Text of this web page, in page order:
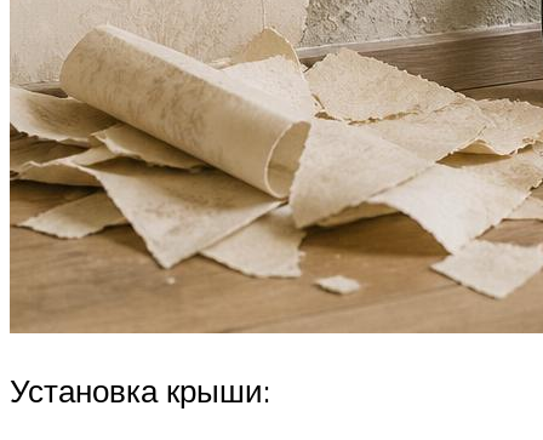
Установка крыши: